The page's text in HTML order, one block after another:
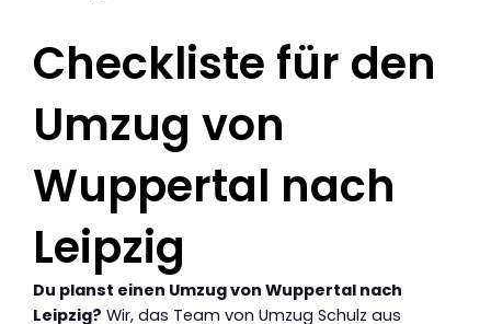
Checkliste für den
Umzug von
Wuppertal nach
Leipzig
Du planst einen Umzug von Wuppertal nach
Leipzig? Wir, das Team von Umzug Schulz aus